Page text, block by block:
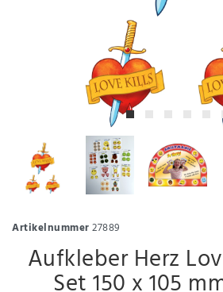
Artikelnummer27889
Aufkleber Herz
Set 150 x 105